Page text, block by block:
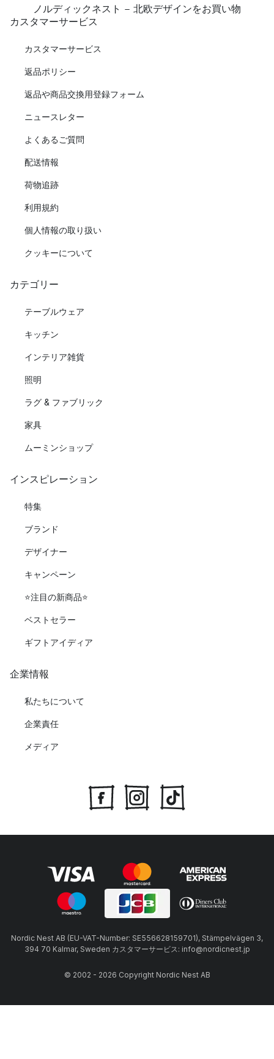
ノルディックネスト - 北欧デザインをお買い物
カスタマーサービス
カスタマーサービス
返品ポリシー
返品や商品交換用登録フォーム
ニュースレター
よくあるご質問
配送情報
荷物追跡
利用規約
個人情報の取り扱い
クッキーについて
カテゴリー
テーブルウェア
キッチン
インテリア雑貨
照明
ラグ & ファブリック
家具
ムーミンショップ
インスピレーション
特集
ブランド
デザイナー
キャンペーン
⭐️注目の新商品⭐️
ベストセラー
ギフトアイディア
企業情報
私たちについて
企業責任
メディア
Nordic Nest AB (EU-VAT-Number: SE556628159701), Stämpelvägen 3,
394 70 Kalmar, Sweden カスタマーサービス: info@nordicnest.jp
© 2002 - 2026 Copyright Nordic Nest AB